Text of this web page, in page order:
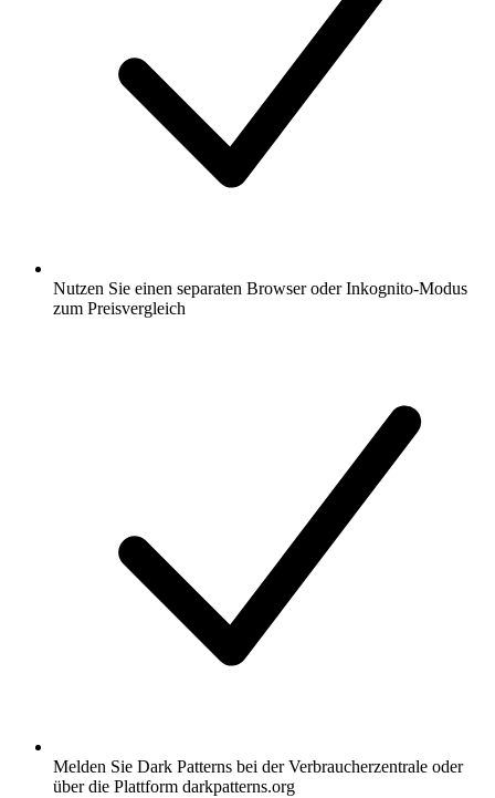
Nutzen Sie einen separaten Browser oder Inkognito-Modus
zum Preisvergleich
Melden Sie Dark Patterns bei der Verbraucherzentrale oder
über die Plattform darkpatterns.org